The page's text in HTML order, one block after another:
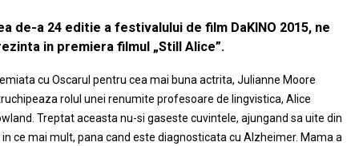
de-a 24 editie a festivalului de film DaKINO 2015, ne
in premiera filmul „Still Alice”.
cu Oscarul pentru cea mai buna actrita, Julianne Moore
rolul unei renumite profesoare de lingvistica, Alice
Treptat aceasta nu-si gaseste cuvintele, ajungand sa uite din
in ce mai mult, pana cand este diagnosticata cu Alzheimer. Mama a